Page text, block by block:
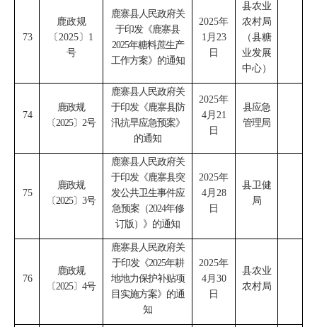
73
鹿政规
〔 2025 〕 1
号
鹿寨县人民政府关
于印发《鹿寨县
2025年糖料蔗生产
工作方案》的通知
2025年
1 月 23
日
县农业
农村局
（县糖
业发展
中心）
74
鹿政规
〔2025〕 2号
鹿寨县人民政府关
于印发《鹿寨县防
汛抗旱应急预案》
的通知
2025年
4月 21
日
县应急
管理局
75
鹿政规
〔2025〕 3号
鹿寨县人民政府关
于印发《鹿寨县突
发公共卫生事件应
急预案（2024年修
订版）》的通知
2025年
4月 28
日
县卫健
局
76
鹿政规
〔2025〕 4号
鹿寨县人民政府关
于印发《2025年耕
地地力保护补贴项
目实施方案》的通
知
2025年
4月 30
日
县农业
农村局